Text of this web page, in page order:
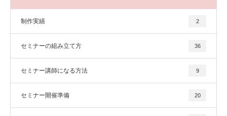
制作実績 2
セミナーの組み立て方 36
セミナー講師になる方法 9
セミナー開催準備 20